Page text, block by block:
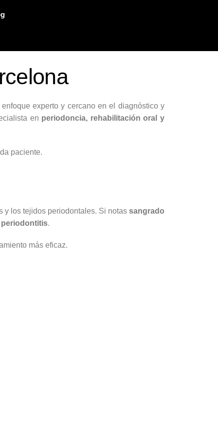
experto y cercano en el diagnóstico y
en periodoncia, rehabilitación oral y
paciente.
y los tejidos periodontales. Si notassangrado
.
más eficaz.